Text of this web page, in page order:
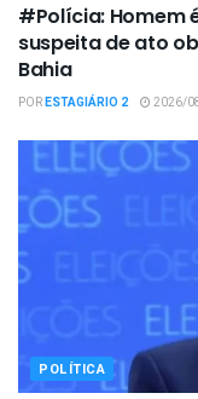
#Polícia: Homem
suspeita de ato
Bahia
PORESTAGIÁRIO 2 2026/
POLÍTICA